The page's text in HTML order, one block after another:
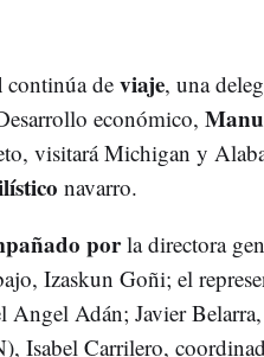
continúa de viaje, una
económico,
visitará Michigan y
navarro.
porla directora
Izaskun Goñi; el
Angel Adán; Javier
Isabel Carrilero,